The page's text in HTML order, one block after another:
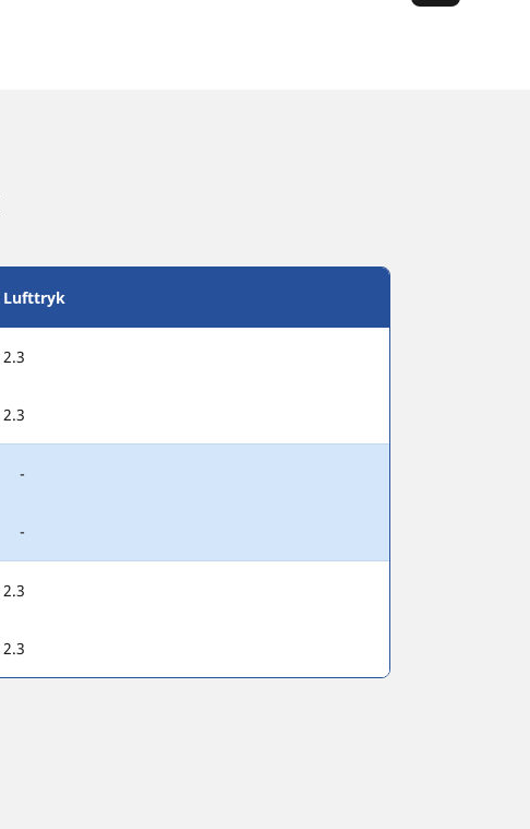
Lufttryk
2.3
2.3
-
-
2.3
2.3